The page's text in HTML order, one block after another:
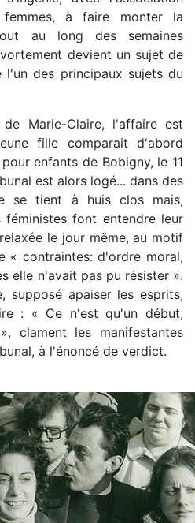
à faire monter la
au long des semaines
devient un sujet de
des principaux sujets du
Marie-Claire, l'affaire est
fille comparait d'abord
enfants de Bobigny, le 11
est alors logé... dans des
se tient à huis clos mais,
féministes font entendre leur
le jour même, au motif
« contraintes: d'ordre moral,
elle n'avait pas pu résister ».
supposé apaiser les esprits,
: « Ce n'est qu'un début,
clament les manifestantes
à l'énoncé de verdict.